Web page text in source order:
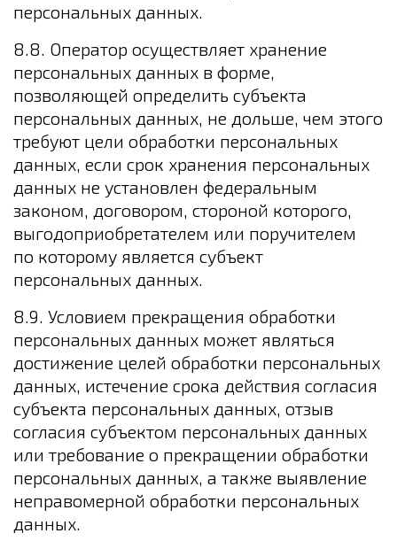
персональных данных.
8.8. Оператор осуществляет хранение
персональных данных в форме,
позволяющей определить субъекта
персональных данных, не дольше, чем этого
требуют цели обработки персональных
данных, если срок хранения персональных
данных не установлен федеральным
законом, договором, стороной которого,
выгодоприобретателем или поручителем
по которому является субъект
персональных данных.
8.9. Условием прекращения обработки
персональных данных может являться
достижение целей обработки персональных
данных, истечение срока действия согласия
субъекта персональных данных, отзыв
согласия субъектом персональных данных
или требование о прекращении обработки
персональных данных, а также выявление
неправомерной обработки персональных
данных.